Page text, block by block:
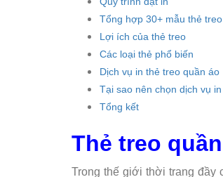
Tổng hợp 30+ mẫu thẻ
Lợi ích của thẻ treo
Các loại thẻ phổ biến
Dịch vụ in thẻ treo quần áo
Tại sao nên chọn dịch vụ
Tổng kết
Thẻ treo
Trong thế giới thời trang đầy